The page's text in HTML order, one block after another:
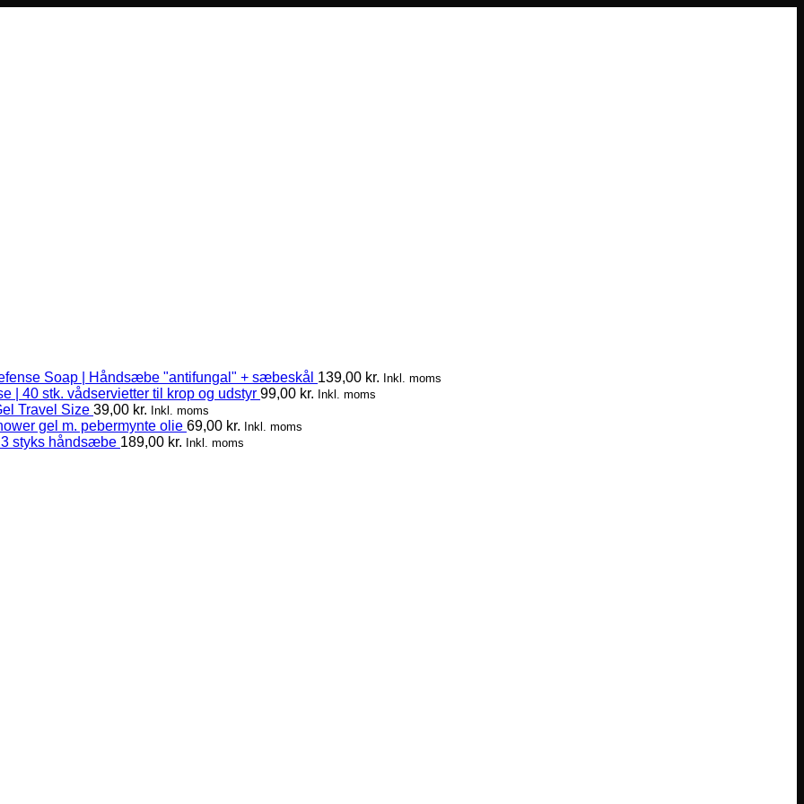
Soap | Håndsæbe "antifungal" + sæbeskål 139,00 kr. Inkl. moms
| 40 stk. vådservietter til krop og udstyr 99,00 kr. Inkl. moms
Travel Size 39,00 kr. Inkl. moms
gel m. pebermynte olie 69,00 kr. Inkl. moms
styks håndsæbe 189,00 kr. Inkl. moms